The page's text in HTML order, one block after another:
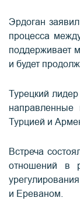
Эрдоган
процесса
поддерживает
и будет
Турецкий
направленные
Турцией и
Встреча
отношений в
и Ереваном.